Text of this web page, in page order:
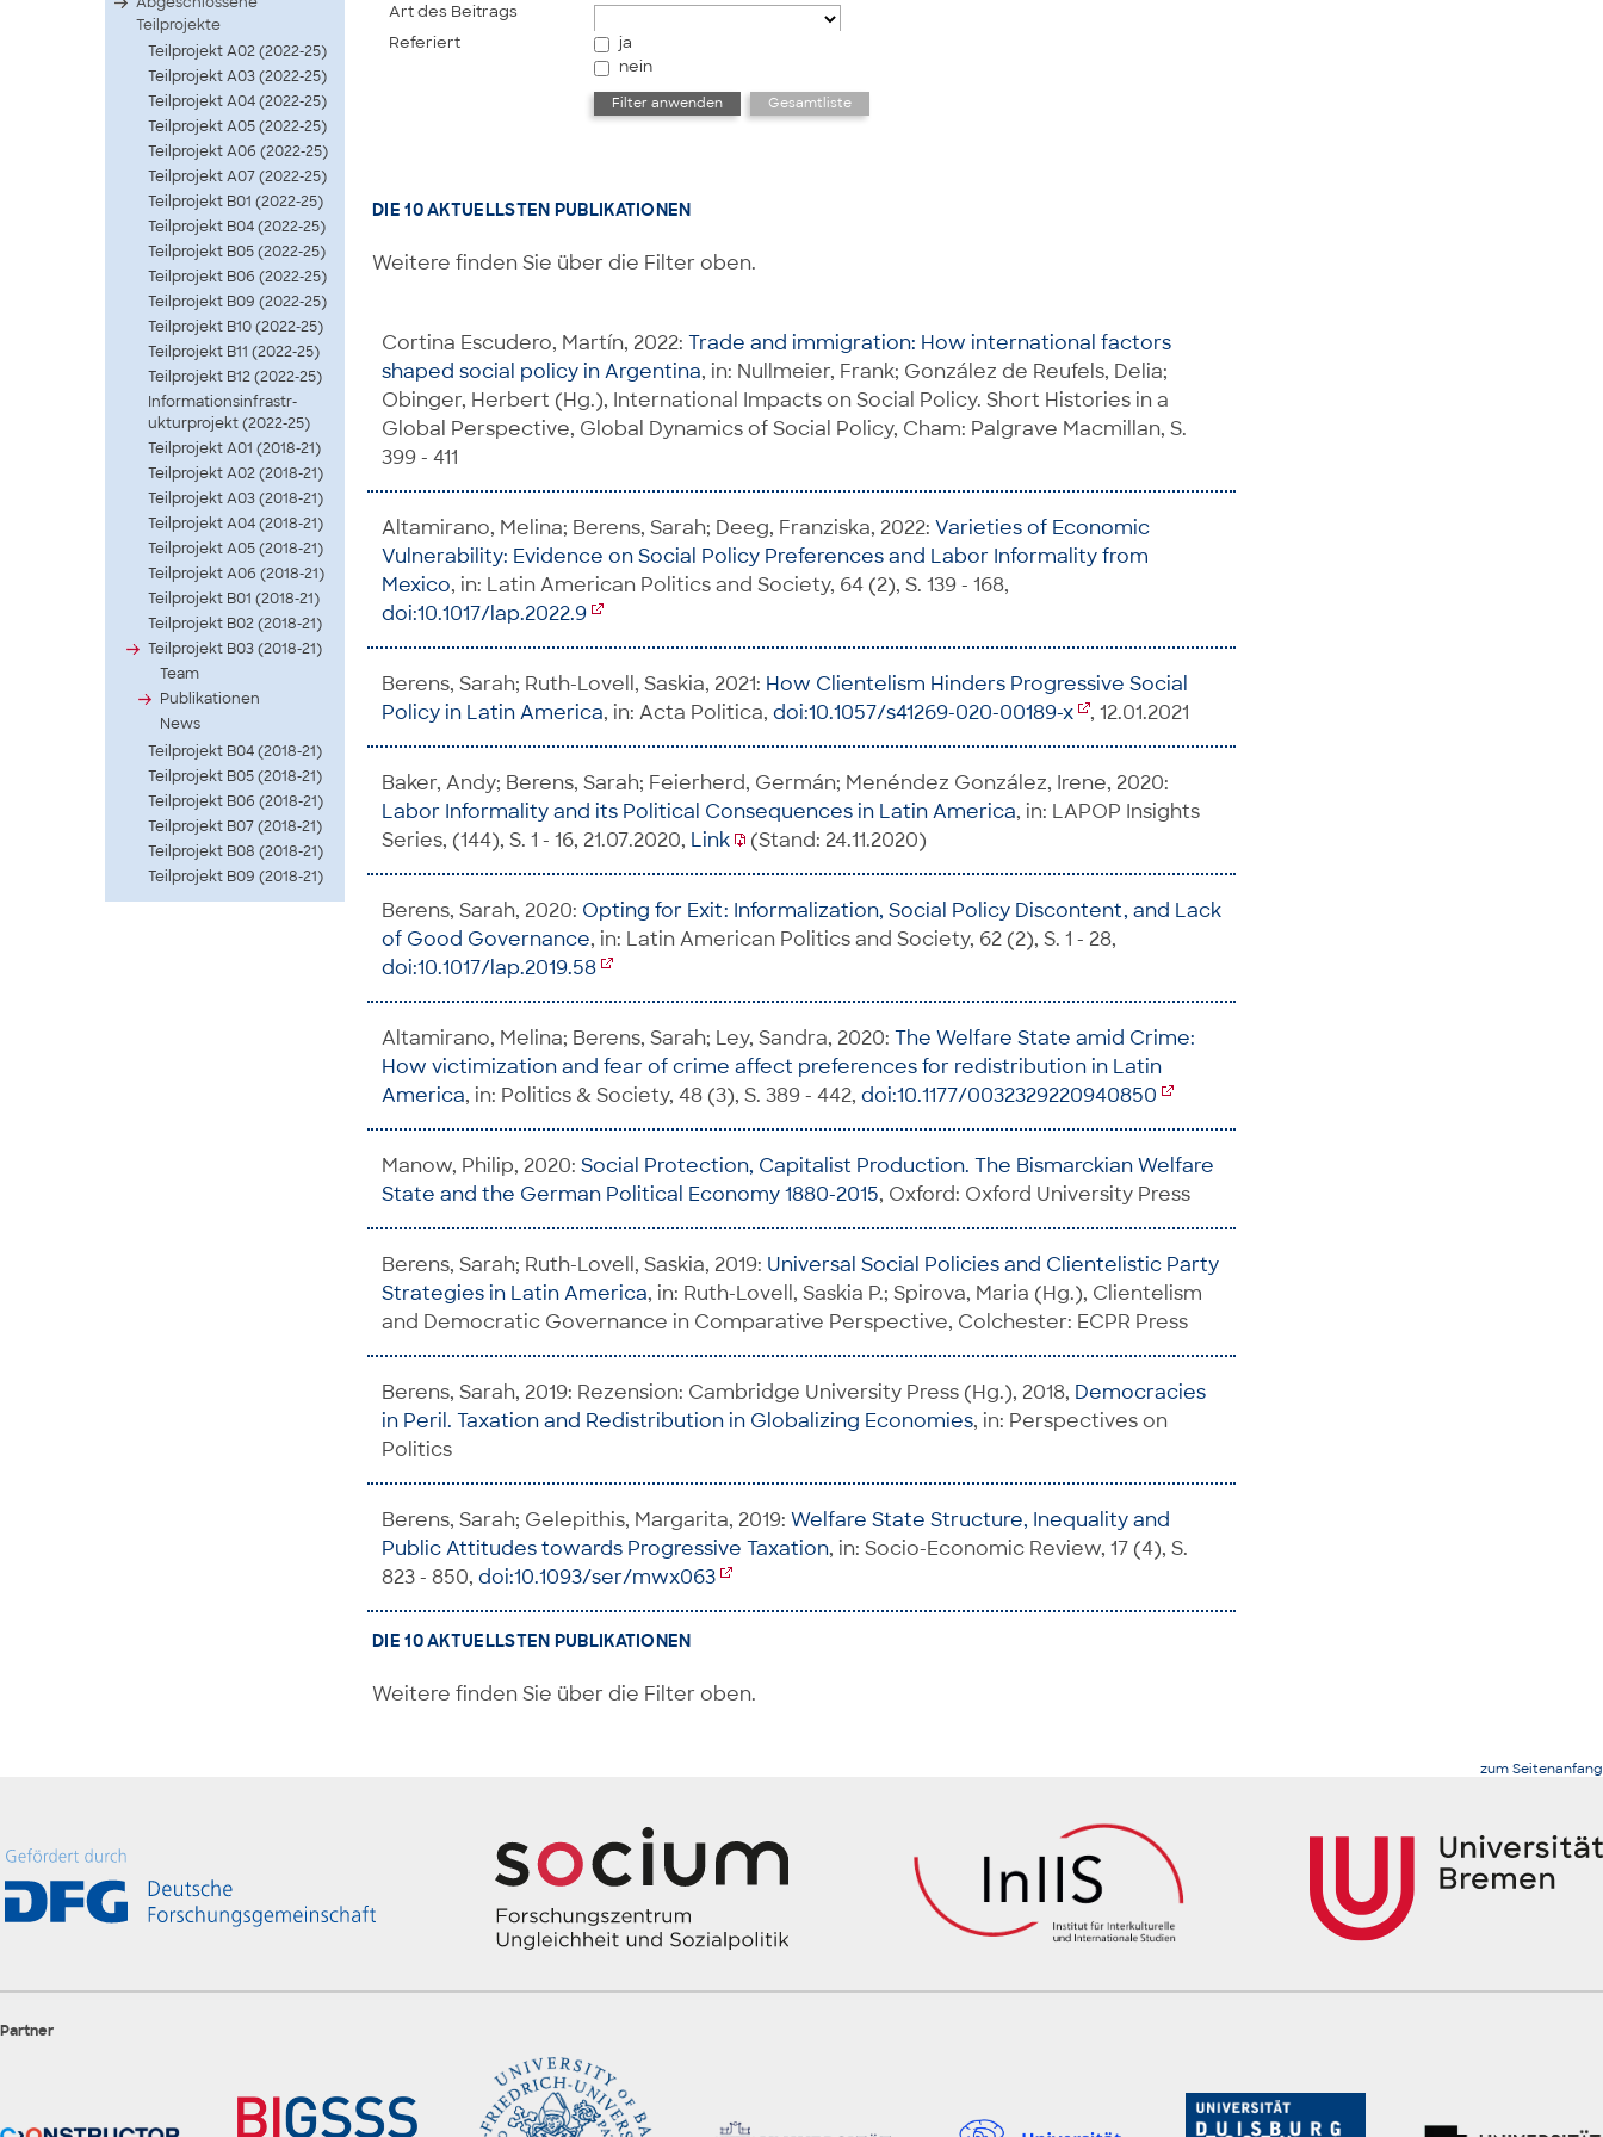
Teilprojekte
Teilprojekt A02 (2022-25)
Teilprojekt A03 (2022-25)
Teilprojekt A04 (2022-25)
Teilprojekt A05 (2022-25)
Teilprojekt A06 (2022-25)
Teilprojekt A07 (2022-25)
Teilprojekt B01 (2022-25)
Teilprojekt B04 (2022-25)
Teilprojekt B05 (2022-25)
Teilprojekt B06 (2022-25)
Teilprojekt B09 (2022-25)
Teilprojekt B10 (2022-25)
Teilprojekt B11 (2022-25)
Teilprojekt B12 (2022-25)
Infor­matio­nsinf­rastr­
uktur­proje­kt (2022-25)
Teilprojekt A01 (2018-21)
Teilprojekt A02 (2018-21)
Teilprojekt A03 (2018-21)
Teilprojekt A04 (2018-21)
Teilprojekt A05 (2018-21)
Teilprojekt A06 (2018-21)
Teilprojekt B01 (2018-21)
Teilprojekt B02 (2018-21)
Teilprojekt B03 (2018-21)
Team
Publikationen
News
Teilprojekt B04 (2018-21)
Teilprojekt B05 (2018-21)
Teilprojekt B06 (2018-21)
Teilprojekt B07 (2018-21)
Teilprojekt B08 (2018-21)
Teilprojekt B09 (2018-21)
Art des Beitrags
Referiert
ja
nein
DIE 10 AKTUELLSTEN PUBLIKATIONEN
Weitere finden Sie über die Filter oben.
Cortina Escudero, Martín, 2022: Trade and immigration: How international factors
shaped social policy in Argentina, in: Nullmeier, Frank; González de Reufels, Delia;
Obinger, Herbert (Hg.), International Impacts on Social Policy. Short Histories in a
Global Perspective, Global Dynamics of Social Policy, Cham: Palgrave Macmillan, S.
399 - 411
Altamirano, Melina; Berens, Sarah; Deeg, Franziska, 2022: Varieties of Economic
Vulnerability: Evidence on Social Policy Preferences and Labor Informality from
Mexico, in: Latin American Politics and Society, 64 (2), S. 139 - 168,
doi:10.1017/lap.2022.9
Berens, Sarah; Ruth-Lovell, Saskia, 2021: How Clientelism Hinders Progressive Social
Policy in Latin America, in: Acta Politica, doi:10.1057/s41269-020-00189-x , 12.01.2021
Baker, Andy; Berens, Sarah; Feierherd, Germán; Menéndez González, Irene, 2020:
Labor Informality and its Political Consequences in Latin America, in: LAPOP Insights
Series, (144), S. 1 - 16, 21.07.2020, Link (Stand: 24.11.2020)
Berens, Sarah, 2020: Opting for Exit: Informalization, Social Policy Discontent, and Lack
of Good Governance, in: Latin American Politics and Society, 62 (2), S. 1 - 28,
doi:10.1017/lap.2019.58
Altamirano, Melina; Berens, Sarah; Ley, Sandra, 2020: The Welfare State amid Crime:
How victimization and fear of crime affect preferences for redistribution in Latin
America, in: Politics & Society, 48 (3), S. 389 - 442, doi:10.1177/0032329220940850
Manow, Philip, 2020: Social Protection, Capitalist Production. The Bismarckian Welfare
State and the German Political Economy 1880-2015, Oxford: Oxford University Press
Berens, Sarah; Ruth-Lovell, Saskia, 2019: Universal Social Policies and Clientelistic Party
Strategies in Latin America, in: Ruth-Lovell, Saskia P.; Spirova, Maria (Hg.), Clientelism
and Democratic Governance in Comparative Perspective, Colchester: ECPR Press
Berens, Sarah, 2019: Rezension: Cambridge University Press (Hg.), 2018, Democracies
in Peril. Taxation and Redistribution in Globalizing Economies, in: Perspectives on
Politics
Berens, Sarah; Gelepithis, Margarita, 2019: Welfare State Structure, Inequality and
Public Attitudes towards Progressive Taxation, in: Socio-Economic Review, 17 (4), S.
823 - 850, doi:10.1093/ser/mwx063
DIE 10 AKTUELLSTEN PUBLIKATIONEN
Weitere finden Sie über die Filter oben.
zum Seitenanfang
Partner